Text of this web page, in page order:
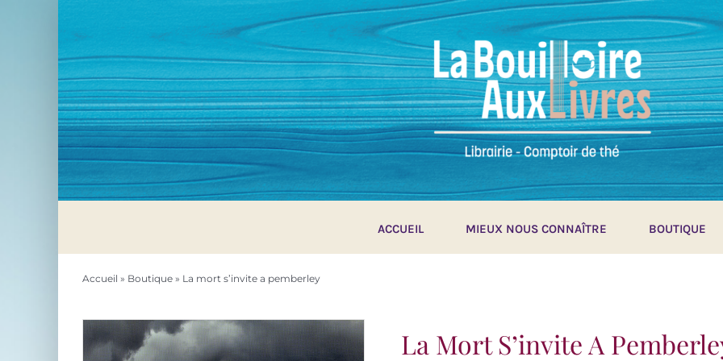
ACCUEIL MIEUX NOUS CONNAÎTRE BOUTIQUE
Accueil » Boutique» La mort s’invite a pemberley
La Mort S’invite A